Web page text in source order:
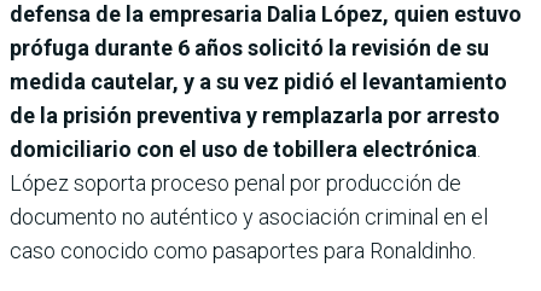
defensa de la empresaria Dalia López, quien estuvo
prófuga durante 6 años solicitó la revisión de su
medida cautelar, y a su vez pidió el levantamiento
de la prisión preventiva y remplazarla por arresto
domiciliario con el uso de tobillera electrónica.
López soporta proceso penal por producción de
documento no auténtico y asociación criminal en el
caso conocido como pasaportes para Ronaldinho.